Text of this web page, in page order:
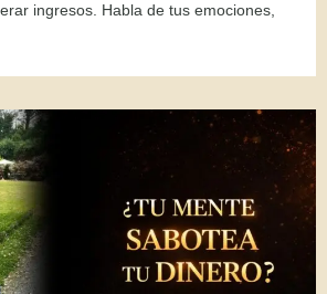
ingresos. Habla de tus emociones,